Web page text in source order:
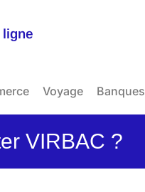
Voyage Banques
VIRBAC ?